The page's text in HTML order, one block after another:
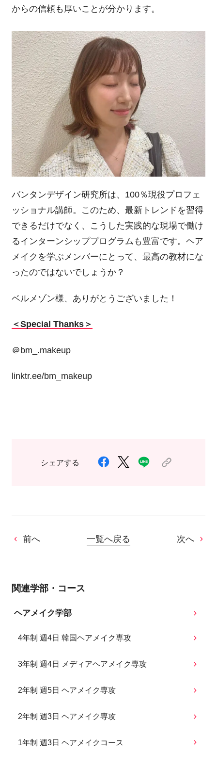
からの信頼も厚いことが分かります。
バンタンデザイン研究所は、 100％現役プロフェ
ッショナル講師。このため、最新トレンドを習得
できるだけでなく、こうした実践的な現場で働け
るインターンシッププログラムも豊富です。ヘア
メイクを学ぶメンバーにとって、最高の教材にな
ったのではないでしょうか？
ベルメゾン様、ありがとうございました！
＜Special Thanks＞
＠bm_.makeup
linktr.ee/bm_makeup
シェアする
前へ 一覧へ戻る 次へ
関連学部・コース
ヘアメイク学部
4年制 週4日 韓国ヘアメイク専攻
3年制 週4日 メディアヘアメイク専攻
2年制 週5日 ヘアメイク専攻
2年制 週3日 ヘアメイク専攻
1年制 週3日 ヘアメイクコース